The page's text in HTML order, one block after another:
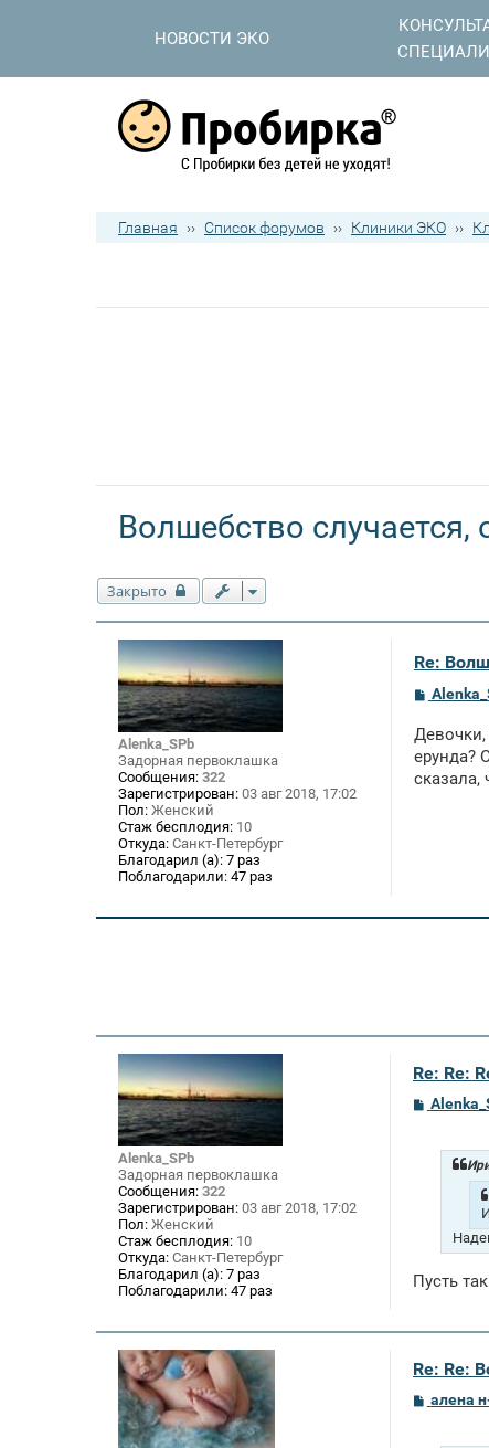
НОВОСТИ ЭКО
Главная ›› Список форумов ›› Клиники ЭКО ››
Волшебство случается,
Закрыто
Alenka_SPb
Задорная первоклашка
Сообщения: 322
Зарегистрирован: 03 авг 2018, 17:02
Пол: Женский
Стаж бесплодия: 10
Откуда: Санкт-Петербург
Благодарил (а): 7 раз
Поблагодарили: 47 раз
Re:
С
б
щ
е
н
Девочки,
ерунда?
сказала,
Alenka_SPb
Задорная первоклашка
Сообщения: 322
Зарегистрирован: 03 авг 2018, 17:02
Пол: Женский
Стаж бесплодия: 10
Откуда: Санкт-Петербург
Благодарил (а): 7 раз
Поблагодарили: 47 раз
Re: Re:
С
Пусть
Re: Re:
Салена